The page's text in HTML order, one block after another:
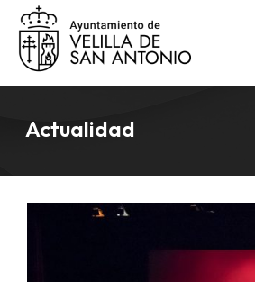
Actualidad